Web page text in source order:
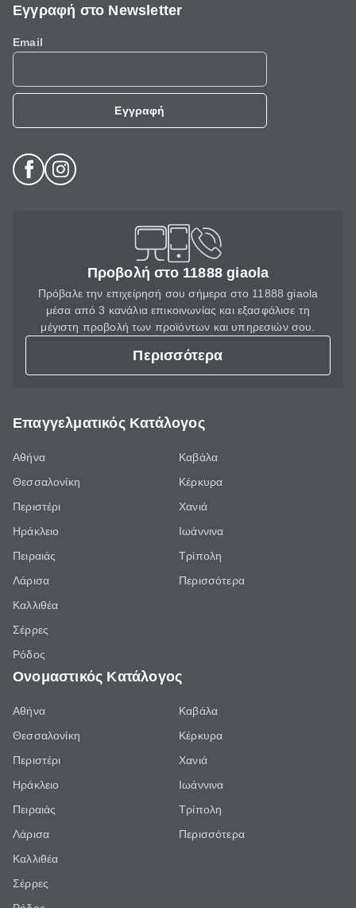
Εγγραφή στο Newsletter
Email
Εγγραφή
Προβολή στο 11888 giaola
Πρόβαλε την επιχείρησή σου σήμερα στο 11888 giaola
μέσα από 3 κανάλια επικοινωνίας και εξασφάλισε τη
μέγιστη προβολή των προϊόντων και υπηρεσιών σου.
Περισσότερα
Επαγγελματικός Κατάλογος
Αθήνα
Θεσσαλονίκη
Περιστέρι
Ηράκλειο
Πειραιάς
Λάρισα
Καλλιθέα
Σέρρες
Ρόδος
Καβάλα
Κέρκυρα
Χανιά
Ιωάννινα
Τρίπολη
Περισσότερα
Ονομαστικός Κατάλογος
Αθήνα
Θεσσαλονίκη
Περιστέρι
Ηράκλειο
Πειραιάς
Λάρισα
Καλλιθέα
Σέρρες
Καβάλα
Κέρκυρα
Χανιά
Ιωάννινα
Τρίπολη
Περισσότερα